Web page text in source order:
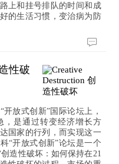
上和挂号排队的时间和成
的生活习惯，变治病为防
性破
放式创新”国际论坛上，
，是通过转变经济增长方
国家的行列，而实现这一
“开放式创新”论坛是一个
造性破坏：如何保持在21